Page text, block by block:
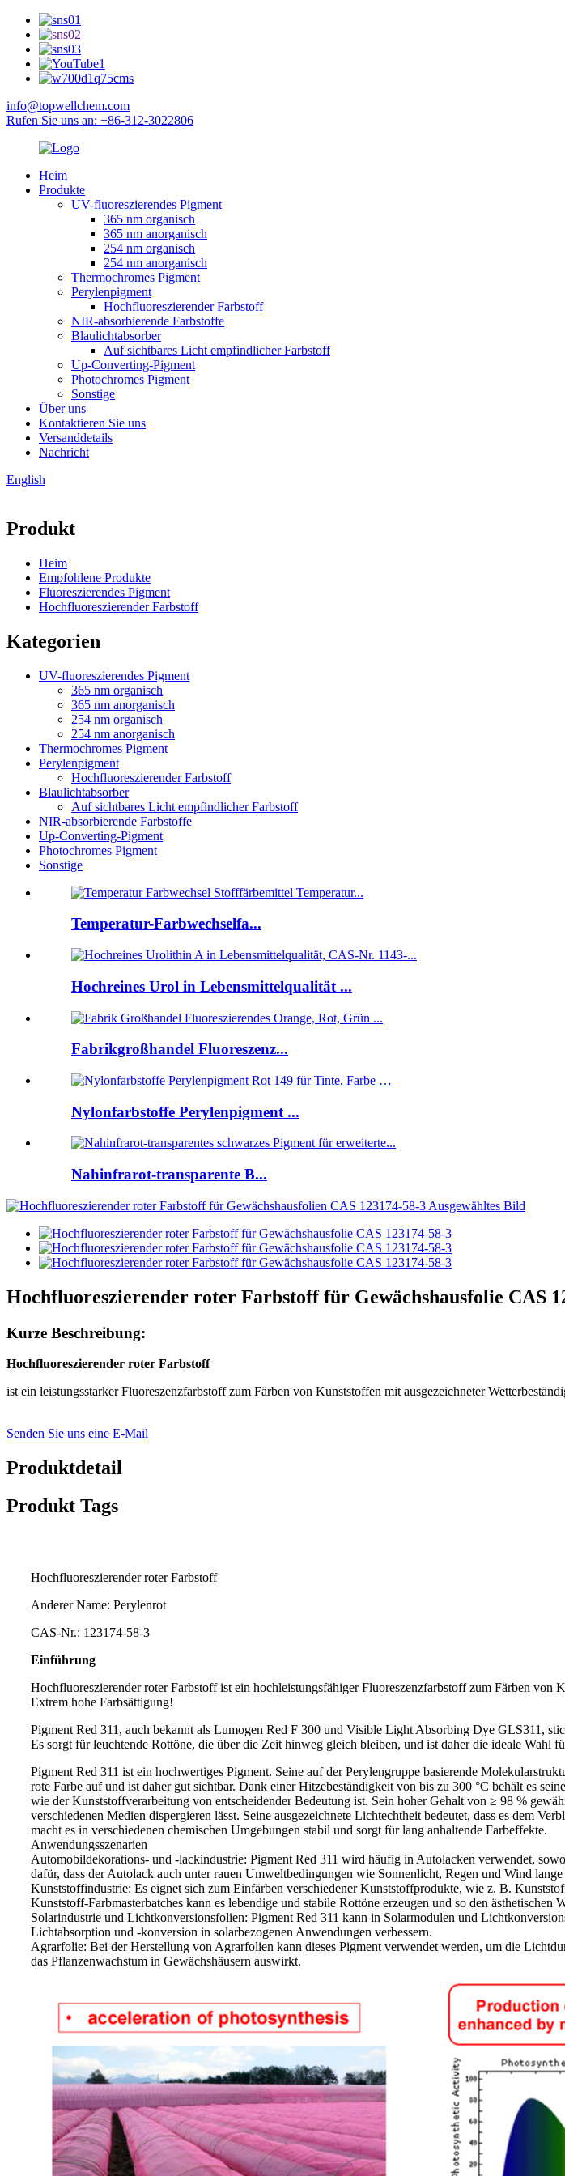
info@topwellchem.com
Rufen Sie uns an: +86-312-3022806
Heim
Produkte
UV-fluoreszierendes Pigment
365 nm organisch
365 nm anorganisch
254 nm organisch
254 nm anorganisch
Thermochromes Pigment
Perylenpigment
Hochfluoreszierender Farbstoff
NIR-absorbierende Farbstoffe
Blaulichtabsorber
Auf sichtbares Licht empfindlicher Farbstoff
Up-Converting-Pigment
Photochromes Pigment
Sonstige
Über uns
Kontaktieren Sie uns
Versanddetails
Nachricht
English
Produkt
Heim
Empfohlene Produkte
Fluoreszierendes Pigment
Hochfluoreszierender Farbstoff
Kategorien
UV-fluoreszierendes Pigment
365 nm organisch
365 nm anorganisch
254 nm organisch
254 nm anorganisch
Thermochromes Pigment
Perylenpigment
Hochfluoreszierender Farbstoff
Blaulichtabsorber
Auf sichtbares Licht empfindlicher Farbstoff
NIR-absorbierende Farbstoffe
Up-Converting-Pigment
Photochromes Pigment
Sonstige
Temperatur-Farbwechselfa...
Hochreines Urol in Lebensmittelqualität ...
Fabrikgroßhandel Fluoreszenz...
Nylonfarbstoffe Perylenpigment ...
Nahinfrarot-transparente B...
Hochfluoreszierender roter Farbstoff für Gewächshausfolie CAS
Kurze Beschreibung:
Hochfluoreszierender roter Farbstoff
ist ein leistungsstarker Fluoreszenzfarbstoff zum Färben von Kunststoffen mit ausgezeichneter
Senden Sie uns eine E-Mail
Produktdetail
Produkt Tags
Hochfluoreszierender roter Farbstoff
Anderer Name: Perylenrot
CAS-Nr.: 123174-58-3
Einführung
Hochfluoreszierender roter Farbstoff ist ein hochleistungsfähiger Fluoreszenzfarbstoff zum Färben von
Extrem hohe Farbsättigung!
Pigment Red 311, auch bekannt als Lumogen Red F 300 und Visible Light Absorbing Dye GLS311,
Es sorgt für leuchtende Rottöne, die über die Zeit hinweg gleich bleiben, und ist daher die ideale Wahl
Pigment Red 311 ist ein hochwertiges Pigment. Seine auf der Perylengruppe basierende
rote Farbe auf und ist daher gut sichtbar. Dank einer Hitzebeständigkeit von bis zu 300 °C behält es
wie der Kunststoffverarbeitung von entscheidender Bedeutung ist. Sein hoher Gehalt von ≥ 98 %
verschiedenen Medien dispergieren lässt. Seine ausgezeichnete Lichtechtheit bedeutet, dass es dem
macht es in verschiedenen chemischen Umgebungen stabil und sorgt für lang anhaltende Farbeffekte.
Anwendungsszenarien​
Automobildekorations- und -lackindustrie: Pigment Red 311 wird häufig in Autolacken verwendet,
dafür, dass der Autolack auch unter rauen Umweltbedingungen wie Sonnenlicht, Regen und Wind
Kunststoffindustrie: Es eignet sich zum Einfärben verschiedener Kunststoffprodukte, wie z. B.
Kunststoff-Farbmasterbatches kann es lebendige und stabile Rottöne erzeugen und so den ästhetischen
Solarindustrie und Lichtkonversionsfolien: Pigment Red 311 kann in Solarmodulen und
Lichtabsorption und -konversion in solarbezogenen Anwendungen verbessern.​
Agrarfolie: Bei der Herstellung von Agrarfolien kann dieses Pigment verwendet werden, um die
das Pflanzenwachstum in Gewächshäusern auswirkt.​